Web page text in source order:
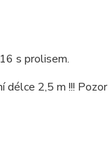
s prolisem.
2,5 m !!!